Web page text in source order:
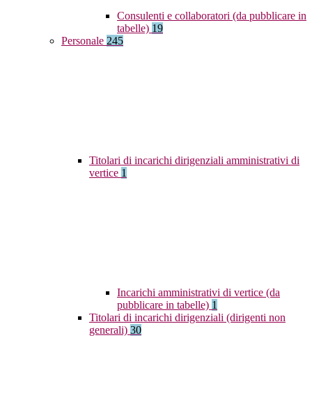
Consulenti e collaboratori (da pubblicare in
tabelle) 19
Personale 245
Titolari di incarichi dirigenziali amministrativi di
vertice 1
Incarichi amministrativi di vertice (da
pubblicare in tabelle) 1
Titolari di incarichi dirigenziali (dirigenti non
generali) 30